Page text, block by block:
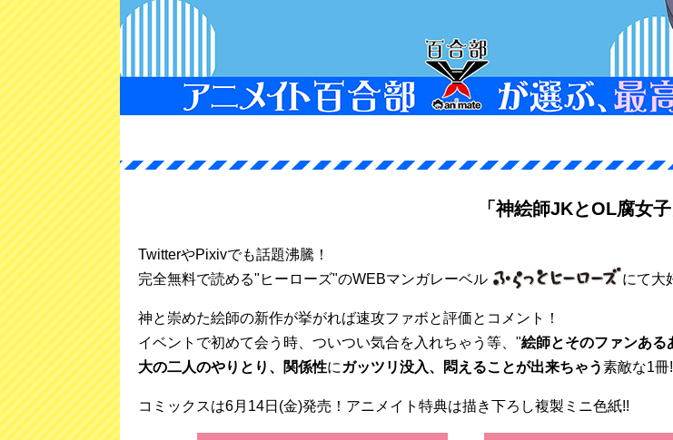
「神絵師JKとOL腐女
TwitterやPixivでも話題沸騰！
完全無料で読める"ヒーローズ"のWEBマンガレーベル
にて大
神と崇めた絵師の新作が挙がれば速攻ファボと評価とコメント！
イベントで初めて会う時、ついつい気合を入れちゃう等、"絵師とそのファンある
大の二人のやりとり、関係性に ガッツリ没入、悶えることが出来ちゃう素敵な1冊
コミックスは6月14日(金)発売！アニメイト特典は描き下ろし複製ミニ色紙!!